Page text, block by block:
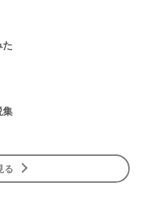
集
る